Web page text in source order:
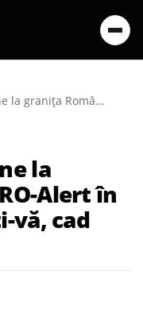
Atac rusesc cu drone la granița României. RO-Alert în Tulcea: „Adăpostiți-vă, cad obiecte din cer”
la
Alert în
vă, cad